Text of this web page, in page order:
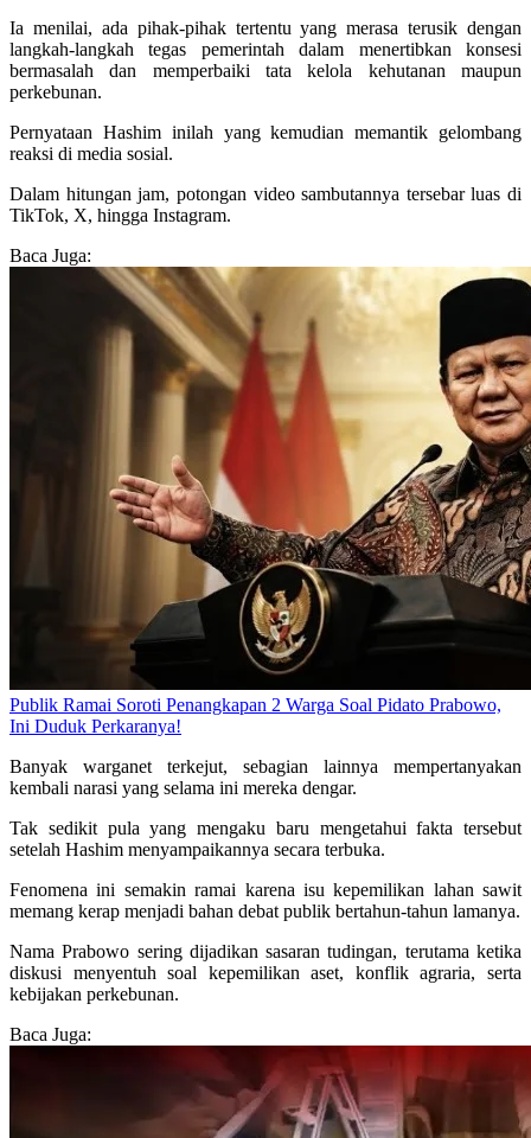
Ia menilai, ada pihak-pihak tertentu yang merasa terusik dengan
langkah-langkah tegas pemerintah dalam menertibkan konsesi
bermasalah dan memperbaiki tata kelola kehutanan maupun
perkebunan.
Pernyataan Hashim inilah yang kemudian memantik gelombang
reaksi di media sosial.
Dalam hitungan jam, potongan video sambutannya tersebar luas di
TikTok, X, hingga Instagram.
Baca Juga:
Publik Ramai Soroti Penangkapan 2 Warga Soal Pidato Prabowo,
Ini Duduk Perkaranya!
Banyak warganet terkejut, sebagian lainnya mempertanyakan
kembali narasi yang selama ini mereka dengar.
Tak sedikit pula yang mengaku baru mengetahui fakta tersebut
setelah Hashim menyampaikannya secara terbuka.
Fenomena ini semakin ramai karena isu kepemilikan lahan sawit
memang kerap menjadi bahan debat publik bertahun-tahun lamanya.
Nama Prabowo sering dijadikan sasaran tudingan, terutama ketika
diskusi menyentuh soal kepemilikan aset, konflik agraria, serta
kebijakan perkebunan.
Baca Juga: